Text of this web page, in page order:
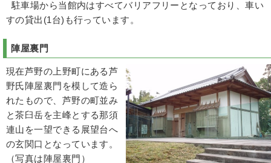
駐車場から当館内はすべてバリアフリーとなっており、車い
すの貸出(1台)も行っています。
陣屋裏門
現在芦野の上野町にある芦
野氏陣屋裏門を模して造ら
れたもので、芦野の町並み
と茶臼岳を主峰とする那須
連山を一望できる展望台へ
の玄関口となっています。
（写真は陣屋裏門）